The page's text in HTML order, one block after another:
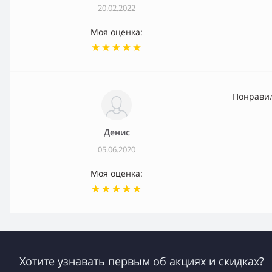
20.02.2022
Моя оценка:
Денис
05.06.2020
Моя оценка:
Хотите узнавать первым об акциях и скидках?